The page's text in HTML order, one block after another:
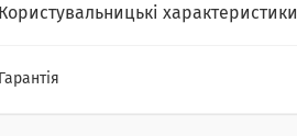
Користувальницькі характеристики
Гарантія